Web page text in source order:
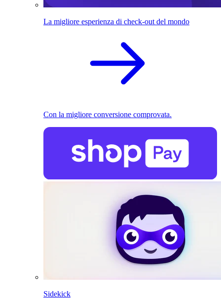
La migliore esperienza di check-out del mondo
Con la migliore conversione comprovata.
Sidekick